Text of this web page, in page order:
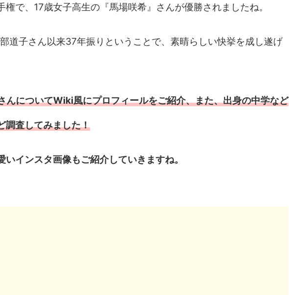
で、17歳女子高生の『馬場咲希』さんが優勝されましたね。
道子さん以来37年振りということで、素晴らしい快挙を成し遂げ
んについてWiki風にプロフィールをご紹介、また、出身の中学など
調査してみました！
インスタ画像もご紹介していきますね。